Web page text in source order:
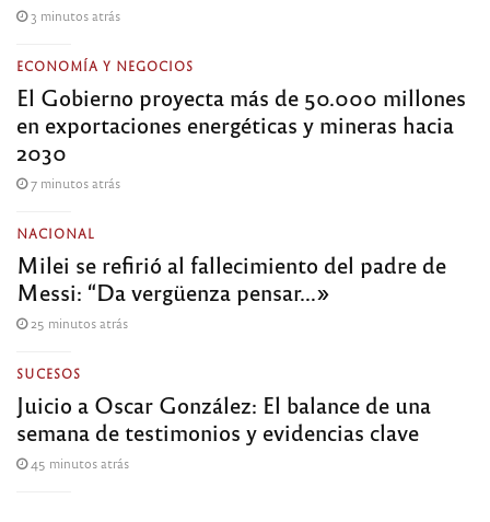
3 minutos atrás
ECONOMÍA Y NEGOCIOS
El Gobierno proyecta más de 50.000 millones
en exportaciones energéticas y mineras hacia
2030
7 minutos atrás
NACIONAL
Milei se refirió al fallecimiento del padre de
Messi: “Da vergüenza pensar…»
25 minutos atrás
SUCESOS
Juicio a Oscar González: El balance de una
semana de testimonios y evidencias clave
45 minutos atrás